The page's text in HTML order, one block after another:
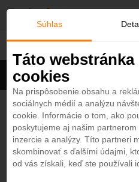
Kanárske Ostrovy
Filter
Zobrazených 1z 26 hotelov
Princesa Yaiza
4,5
Kanárske Ostrovy -
Súhlas
Táto
cookies
Na prispôsobenie obsahu a
sociálnych médií a analýzu
cookie. Informácie o tom, ako
poskytujeme aj našim
inzercie a analýzy. Títo partneri
skombinovať s ďalšími údajmi,
od vás získali, keď ste používali